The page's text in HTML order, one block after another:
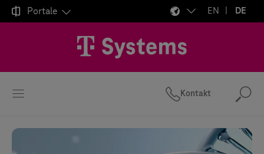
 Portale EN DE
Kontakt